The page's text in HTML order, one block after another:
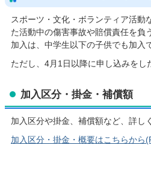
スポーツ・文化・ボランティア活動
た活動中の傷害事故や賠償責任を負
加入は、中学生以下の子供でも加入
ただし、4月1日以降に申し込みをし
加入区分・掛金・補償額
加入区分や掛金、補償額など、詳し
加入区分・掛金・概要はこちらから